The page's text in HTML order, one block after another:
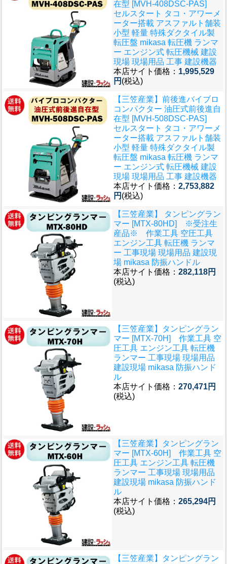
在型 [MVH-408DSC-PAS]
セルスタート タコ・アワーメ
ーター搭載 アスファルト舗装
小型 軽量 特殊ダクタイル製
転圧盤 mikasa 転圧機 ランマ
ー エンジン式 転圧機械 建設
現場 現場用品 工事 建設機器
本店サイト価格： 1,995,529
円 (税込)
【三笠産業】前後進バイブロ
コンパクター 油圧式前後進自
在型 [MVH-508DSC-PAS]
セルスタート タコ・アワーメ
ーター搭載 アスファルト舗装
小型 軽量 特殊ダクタイル製
転圧盤 mikasa 転圧機 ランマ
ー エンジン式 転圧機械 建設
現場 現場用品 工事 建設機器
本店サイト価格： 2,753,882
円 (税込)
【三笠産業】 タンピングラン
マー [MTX-80HD] ※受注生
産品※ 作業工具 空圧工具
エンジン工具 転圧機 ランマ
ー 工事現場 現場用品 建設現
場 mikasa 防振ハンドル
本店サイト価格： 282,118円
(税込)
【三笠産業】タンピングラン
マー [MTX-70H] 作業工具 空
圧工具 エンジン工具 転圧機
ランマー 工事現場 現場用品
建設現場 mikasa 防振ハンド
ル
本店サイト価格： 270,471円
(税込)
【三笠産業】タンピングラン
マー [MTX-60H] 作業工具 空
圧工具 エンジン工具 転圧機
ランマー 工事現場 現場用品
建設現場 mikasa 防振ハンド
ル
本店サイト価格： 265,294円
(税込)
【三笠産業】タンピングラン